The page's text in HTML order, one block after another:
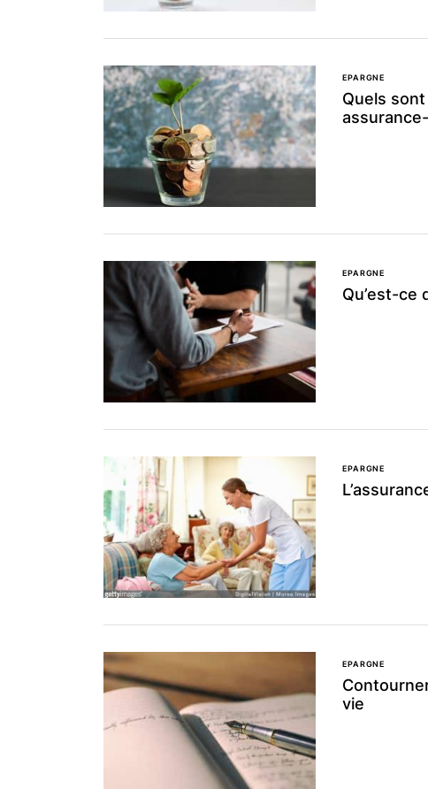
EPARGNE
Quels
EPARGNE
Qu’est-ce
EPARGNE
EPARGNE
vie